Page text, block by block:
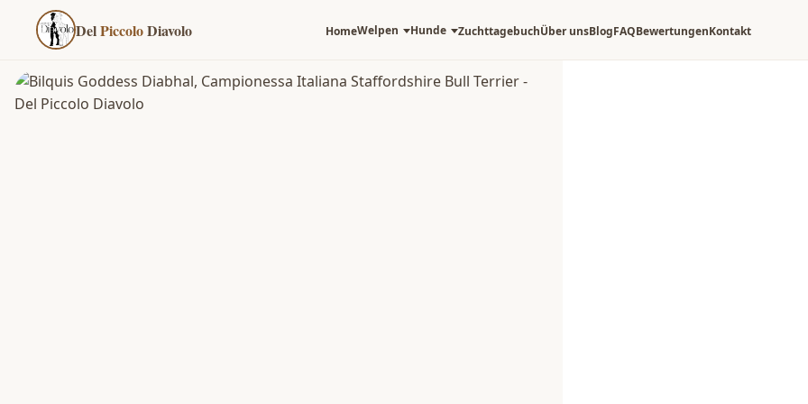
DelPiccoloDiavolo HomeWelpen Hunde ZuchttagebuchÜber unsBlogFAQBewertungenKontakt